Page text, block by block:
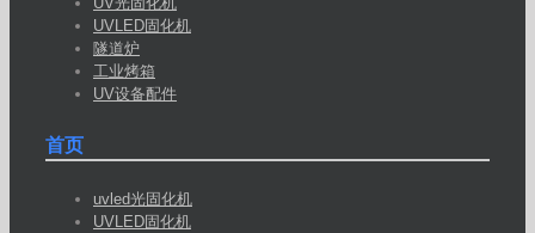
UVLED固化机
隧道炉
工业烤箱
UV设备配件
首页
uvled光固化机
UVLED固化机